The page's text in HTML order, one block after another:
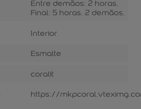
Entre demãos: 2 horas.
Final: 5 horas. 2 demãos.
Interior
Esmalte
coralit
https://